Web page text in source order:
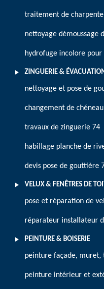
traitement de
nettoyage démoussage
hydrofuge incolore
ZINGUERIE &
nettoyage et pose de
changement de
travaux de zinguerie 74
habillage planche de
devis pose de gouttière
VELUX & FENÊTRES DE
pose et réparation de
réparateur installateur
PEINTURE & BOISERIE
peinture façade,
peinture intérieur et